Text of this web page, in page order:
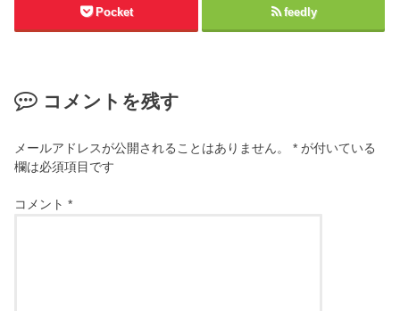
Pocket feedly
コメントを残す
メールアドレスが公開されることはありません。 * が付いている
欄は必須項目です
コメント*